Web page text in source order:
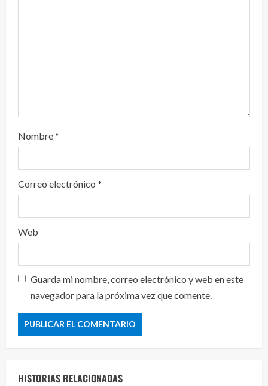
Nombre*
Correo electrónico *
Web
Guarda mi nombre, correo electrónico y web en este
navegador para la próxima vez que comente.
HISTORIAS RELACIONADAS